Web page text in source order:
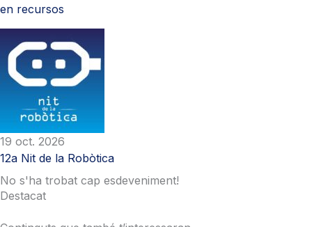
en recursos
19 oct. 2026
12a Nit de la Robòtica
No s'ha trobat cap esdeveniment!
Destacat